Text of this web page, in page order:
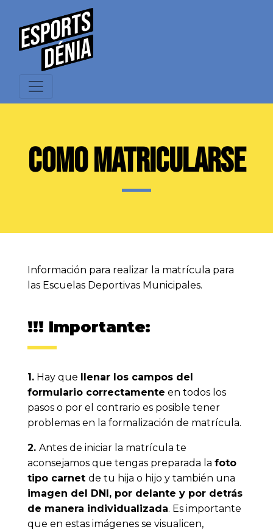
COMO MATRICULARSE
Información para realizar la matrícula para
las Escuelas Deportivas Municipales.
!!! Importante:
1. Hay que llenar los campos del
formulario correctamente en todos los
pasos o por el contrario es posible tener
problemas en la formalización de matrícula.
2. Antes de iniciar la matrícula te
aconsejamos que tengas preparada la foto
tipo carnet de tu hija o hijo y también una
imagen del DNI, por delante y por detrás
de manera individualizada. Es importante
que en estas imágenes se visualicen,